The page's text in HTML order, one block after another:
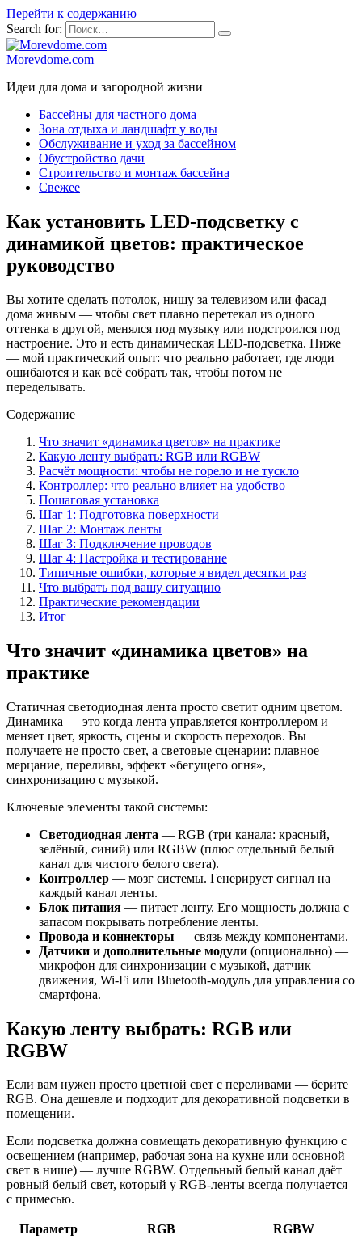
Перейти к содержанию
Search for:
Morevdome.com
Идеи для дома и загородной жизни
Бассейны для частного дома
Зона отдыха и ландшафт у воды
Обслуживание и уход за бассейном
Обустройство дачи
Строительство и монтаж бассейна
Свежее
Как установить LED-подсветку с
динамикой цветов: практическое
руководство
Вы хотите сделать потолок, нишу за телевизом или фасад
дома живым — чтобы свет плавно перетекал из одного
оттенка в другой, менялся под музыку или подстроился под
настроение. Это и есть динамическая LED-подсветка. Ниже
— мой практический опыт: что реально работает, где люди
ошибаются и как всё собрать так, чтобы потом не
переделывать.
Содержание
Что значит «динамика цветов» на практике
Какую ленту выбрать: RGB или RGBW
Расчёт мощности: чтобы не горело и не тускло
Контроллер: что реально влияет на удобство
Пошаговая установка
Шаг 1: Подготовка поверхности
Шаг 2: Монтаж ленты
Шаг 3: Подключение проводов
Шаг 4: Настройка и тестирование
Типичные ошибки, которые я видел десятки раз
Что выбрать под вашу ситуацию
Практические рекомендации
Итог
Что значит «динамика цветов» на
практике
Статичная светодиодная лента просто светит одним цветом.
Динамика — это когда лента управляется контроллером и
меняет цвет, яркость, сцены и скорость переходов. Вы
получаете не просто свет, а световые сценарии: плавное
мерцание, переливы, эффект «бегущего огня»,
синхронизацию с музыкой.
Ключевые элементы такой системы:
Светодиодная лента — RGB (три канала: красный,
зелёный, синий) или RGBW (плюс отдельный белый
канал для чистого белого света).
Контроллер — мозг системы. Генерирует сигнал на
каждый канал ленты.
Блок питания — питает ленту. Его мощность должна с
запасом покрывать потребление ленты.
Провода и коннекторы — связь между компонентами.
Датчики и дополнительные модули (опционально) —
микрофон для синхронизации с музыкой, датчик
движения, Wi-Fi или Bluetooth-модуль для управления со
смартфона.
Какую ленту выбрать: RGB или
RGBW
Если вам нужен просто цветной свет с переливами — берите
RGB. Она дешевле и подходит для декоративной подсветки в
помещении.
Если подсветка должна совмещать декоративную функцию с
освещением (например, рабочая зона на кухне или основной
свет в нише) — лучше RGBW. Отдельный белый канал даёт
ровный белый свет, который у RGB-ленты всегда получается
с примесью.
Параметр RGB
RGBW